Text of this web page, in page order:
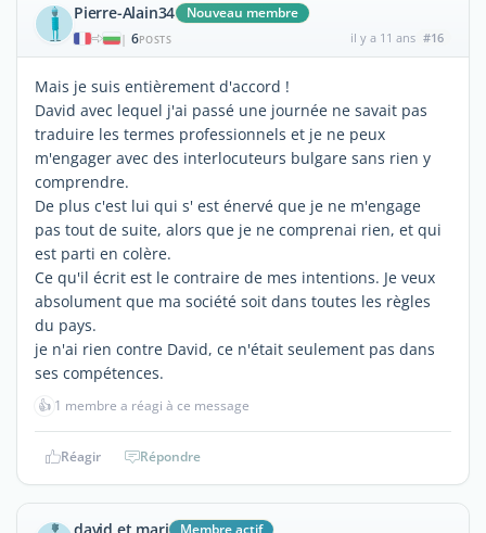
Pierre-Alain34 Nouveau membre
| 6POSTS il y a 11 ans #16
Mais je suis entièrement d'accord !
David avec lequel j'ai passé une journée ne savait pas
traduire les termes professionnels et je ne peux
m'engager avec des interlocuteurs bulgare sans rien y
comprendre.
De plus c'est lui qui s' est énervé que je ne m'engage
pas tout de suite, alors que je ne comprenai rien, et qui
est parti en colère.
Ce qu'il écrit est le contraire de mes intentions. Je veux
absolument que ma société soit dans toutes les règles
du pays.
je n'ai rien contre David, ce n'était seulement pas dans
ses compétences.
👍 1 membre a réagi à ce message
Réagir Répondre
Membre actif